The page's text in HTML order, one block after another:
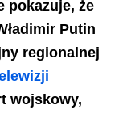
pokazuje, że
Putin
regionalnej
wojskowy,